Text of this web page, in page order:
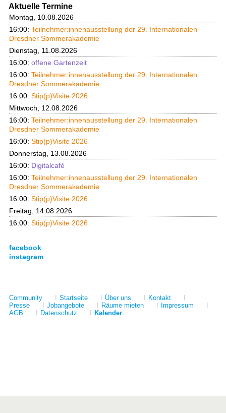
Aktuelle Termine
Montag, 10.08.2026
16:00: Teilnehmer:innenausstellung der 29. Internationalen
Dresdner Sommerakademie
Dienstag, 11.08.2026
16:00: offene Gartenzeit
16:00: Teilnehmer:innenausstellung der 29. Internationalen
Dresdner Sommerakademie
16:00: Stip(p)Visite 2026
Mittwoch, 12.08.2026
16:00: Teilnehmer:innenausstellung der 29. Internationalen
Dresdner Sommerakademie
16:00: Stip(p)Visite 2026
Donnerstag, 13.08.2026
16:00: Digitalcafé
16:00: Teilnehmer:innenausstellung der 29. Internationalen
Dresdner Sommerakademie
16:00: Stip(p)Visite 2026
Freitag, 14.08.2026
16:00: Stip(p)Visite 2026
facebook
instagram
Community I Startseite I Über uns I Kontakt
I
Presse
I Jobangebote I Räume mieten I Impressum
I
AGB
I Datenschutz I Kalender